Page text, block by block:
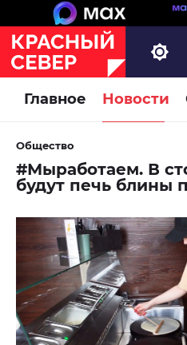
Главное Новости
Общество
#Мыработаем. В
будут печь блины